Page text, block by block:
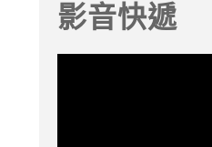
影音快遞